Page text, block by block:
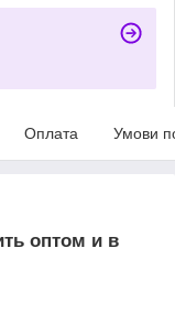
Оплата Умови
оптом и в